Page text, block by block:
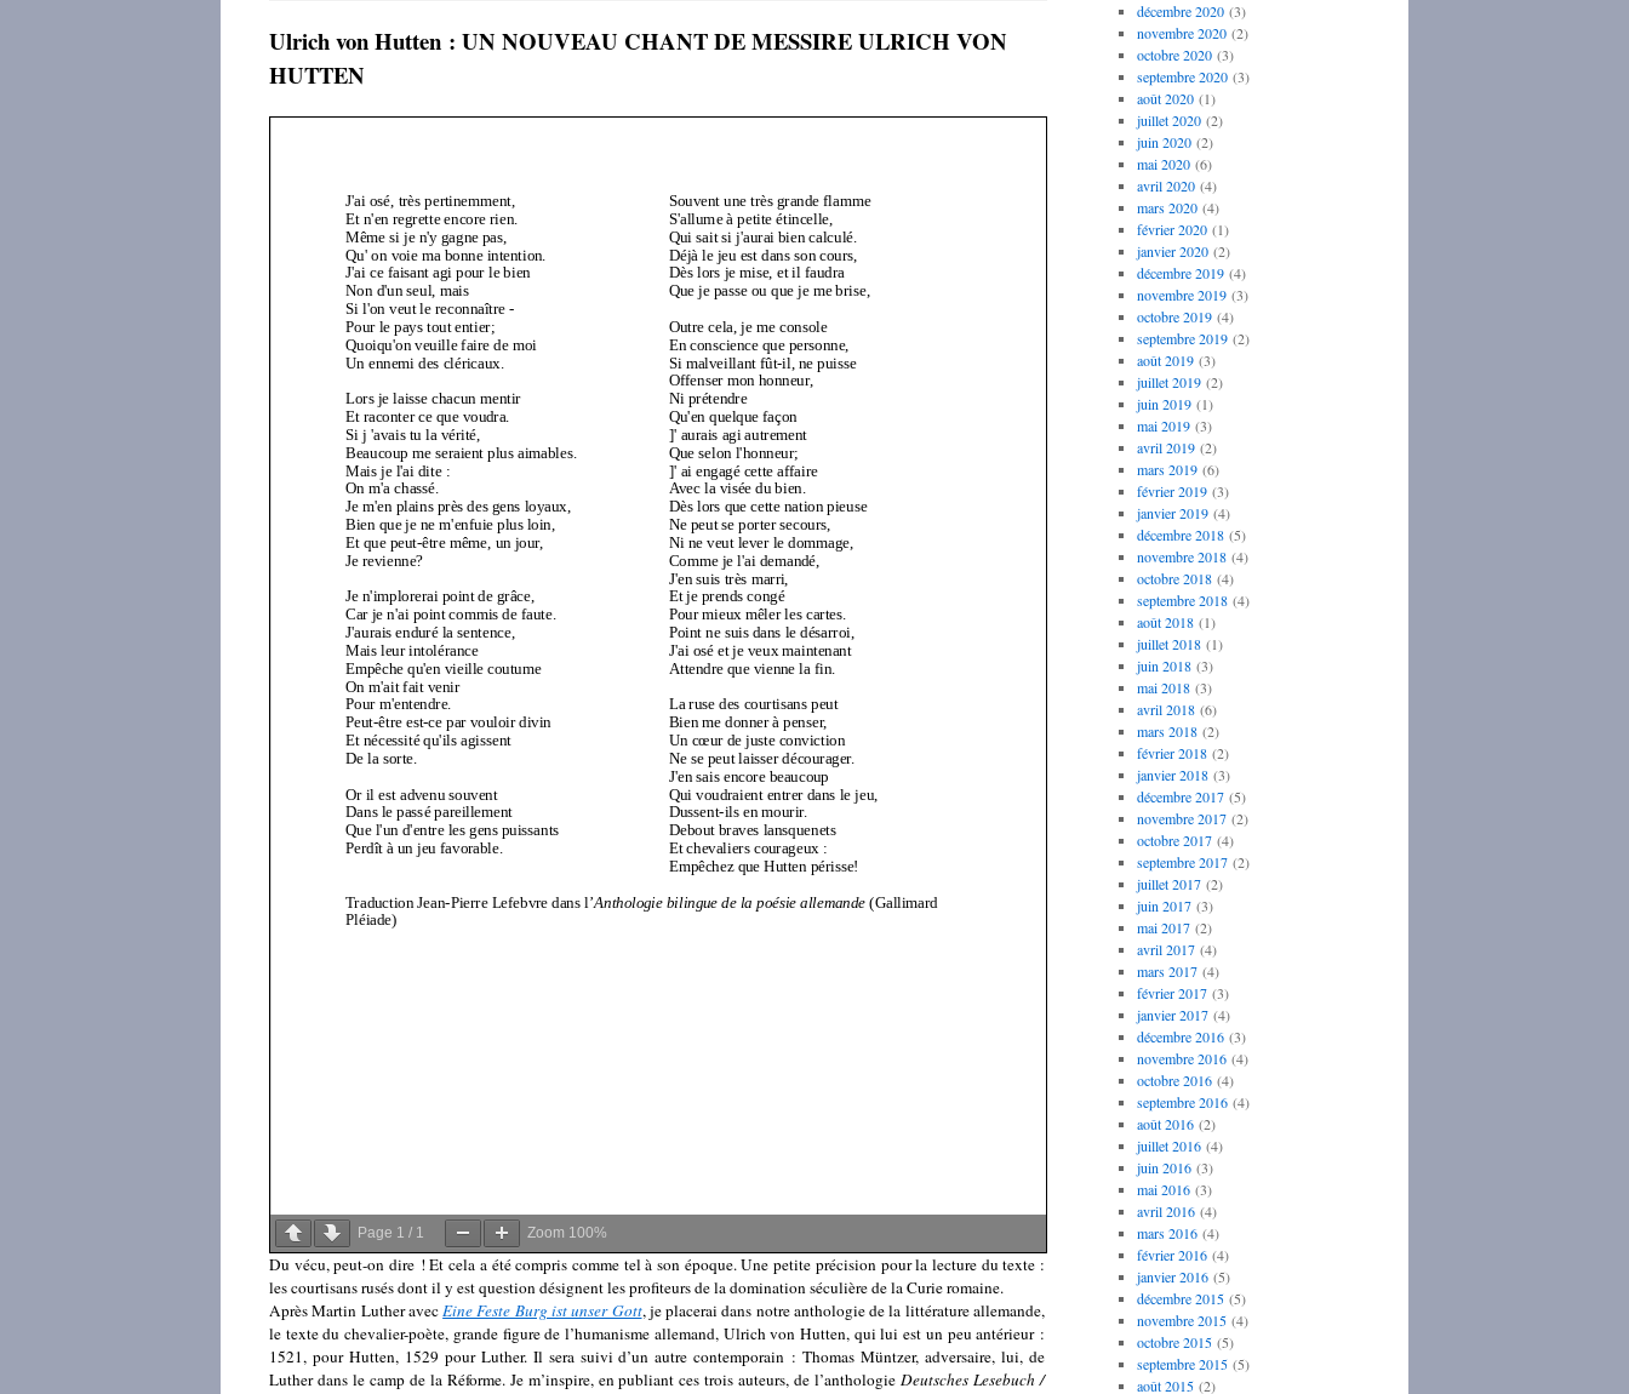
Ulrich von Hutten : UN NOUVEAU CHANT DE MESSIRE ULRICH VON
HUTTEN
Page 1 / 1 Zoom 100%
Du vécu, peut-on dire ! Et cela a été compris comme tel à son époque. Une petite précision pour la lecture du texte :
les courtisans rusés dont il y est question désignent les profiteurs de la domination séculière de la Curie romaine.
Après Martin Luther avecEine Feste Burg ist unser Gott, je placerai dans notre anthologie de la littérature allemande,
le texte du chevalier-poète, grande figure de l’humanisme allemand, Ulrich von Hutten, qui lui est un peu antérieur :
1521, pour Hutten, 1529 pour Luther. Il sera suivi d’un autre contemporain : Thomas Müntzer, adversaire, lui, de
Luther dans le camp de la Réforme. Je m’inspire, en publiant ces trois auteurs, de l’anthologieDeutsches Lesebuch /
décembre 2020(3)
novembre 2020(2)
octobre 2020(3)
septembre 2020(3)
août 2020(1)
juillet 2020(2)
juin 2020(2)
mai 2020(6)
avril 2020(4)
mars 2020(4)
février 2020(1)
janvier 2020(2)
décembre 2019(4)
novembre 2019(3)
octobre 2019(4)
septembre 2019(2)
août 2019(3)
juillet 2019(2)
juin 2019(1)
mai 2019(3)
avril 2019(2)
mars 2019(6)
février 2019(3)
janvier 2019(4)
décembre 2018(5)
novembre 2018(4)
octobre 2018(4)
septembre 2018(4)
août 2018(1)
juillet 2018(1)
juin 2018(3)
mai 2018(3)
avril 2018(6)
mars 2018(2)
février 2018(2)
janvier 2018(3)
décembre 2017(5)
novembre 2017(2)
octobre 2017(4)
septembre 2017(2)
juillet 2017(2)
juin 2017(3)
mai 2017(2)
avril 2017(4)
mars 2017(4)
février 2017(3)
janvier 2017(4)
décembre 2016(3)
novembre 2016(4)
octobre 2016(4)
septembre 2016(4)
août 2016(2)
juillet 2016(4)
juin 2016(3)
mai 2016(3)
avril 2016(4)
mars 2016(4)
février 2016(4)
janvier 2016(5)
décembre 2015(5)
novembre 2015(4)
octobre 2015(5)
septembre 2015(5)
août 2015(2)